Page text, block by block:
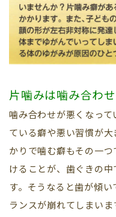
片噛みは噛み合わ
噛み合わせが悪くなっ
ている癖や悪い習慣が
かりで噛む癖もその一
けることが、歯ぐきの
す。そうなると歯が傾
ランスが崩れてしまいま